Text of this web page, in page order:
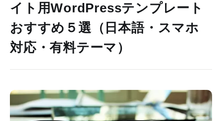
イト用WordPressテンプレート
おすすめ５選（日本語・スマホ
対応・有料テーマ）